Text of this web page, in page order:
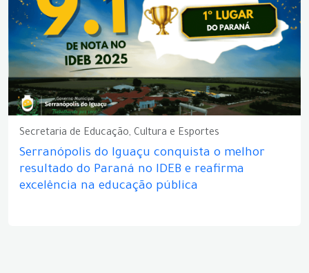
Secretaria de Educação, Cultura e Esportes
Serranópolis do Iguaçu conquista o melhor
resultado do Paraná no IDEB e reafirma
excelência na educação pública